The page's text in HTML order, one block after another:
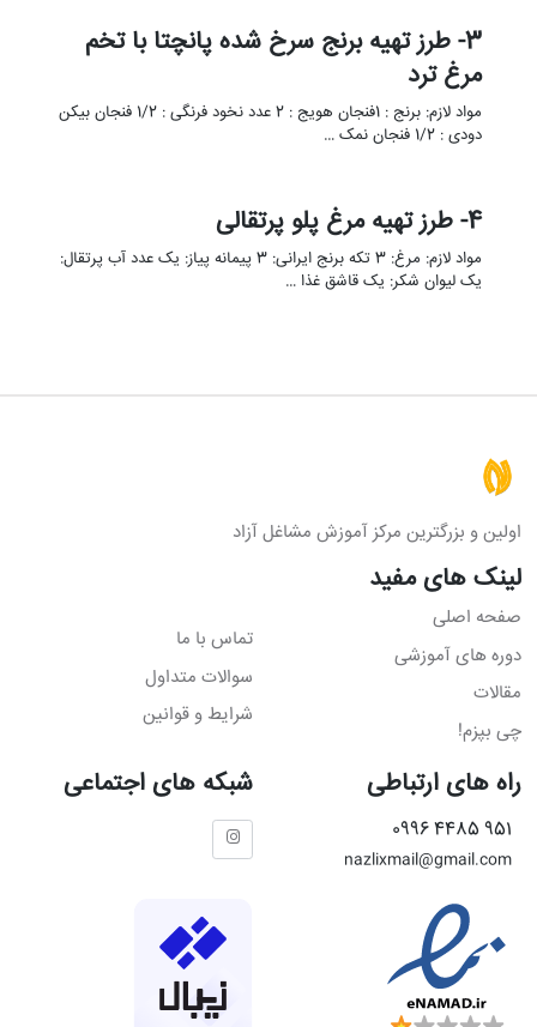
3- طرز تهیه برنج سرخ شده پانچتا با تخم
مرغ ترد
مواد لازم: برنج : 1فنجان هویج : 2 عدد نخود فرنگی : 1/2 فنجان بیکن
دودی : 1/2 فنجان نمک …
4- طرز تهیه مرغ پلو پرتقالی
مواد لازم: مرغ: 3 تکه برنج ایرانی: 3 پیمانه پیاز: یک عدد آب پرتقال:
یک لیوان شکر: یک قاشق غذا …
اولین و بزرگترین مرکز آموزش مشاغل آزاد
لینک های مفید
صفحه اصلی
دوره های آموزشی
مقالات
چی بپزم!
تماس با ما
سوالات متداول
شرایط و قوانین
راه های ارتباطی
951 4485 0996
nazlixmail@gmail.com
شبکه های اجتماعی